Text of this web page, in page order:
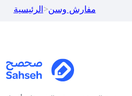
الرئيسية>مفارش وسن